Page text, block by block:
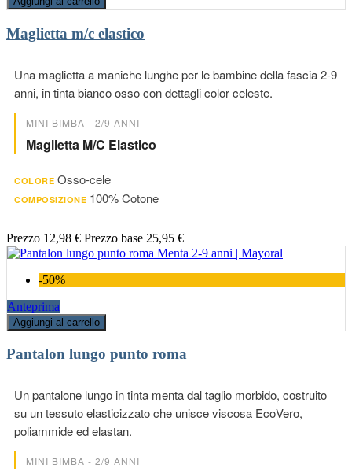
Maglietta m/c elastico
Una maglietta a maniche lunghe per le bambine della fascia 2-9
anni, in tinta bianco osso con dettagli color celeste.
MINI BIMBA - 2/9 ANNI
Maglietta M/c Elastico
COLORE Osso-cele
COMPOSIZIONE 100% Cotone
Prezzo 12,98 € Prezzo base 25,95 €
-50%
Anteprima
Aggiungi al carrello
Pantalon lungo punto roma
Un pantalone lungo in tinta menta dal taglio morbido, costruito
su un tessuto elasticizzato che unisce viscosa EcoVero,
poliammide ed elastan.
MINI BIMBA - 2/9 ANNI